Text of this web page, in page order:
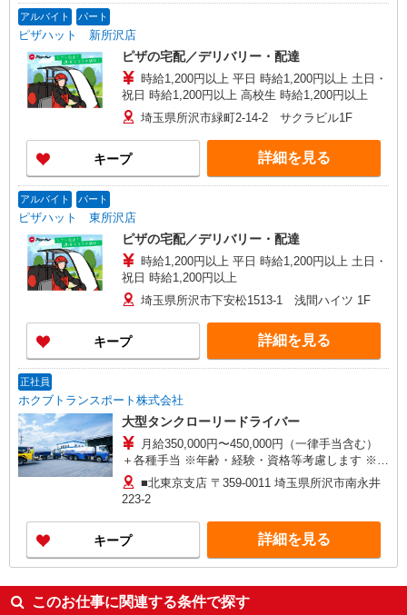
アルバイト パート
ピザハット 新所沢店
ピザの宅配／デリバリー・配達
時給1,200円以上 平日 時給1,200円以上 土日・
祝日 時給1,200円以上 高校生 時給1,200円以上
埼玉県所沢市緑町2-14-2 サクラビル1F
キープ 詳細を見る
アルバイト パート
ピザハット 東所沢店
ピザの宅配／デリバリー・配達
時給1,200円以上 平日 時給1,200円以上 土日・
祝日 時給1,200円以上
埼玉県所沢市下安松1513-1 浅間ハイツ 1F
キープ 詳細を見る
正社員
ホクブトランスポート株式会社
大型タンクローリードライバー
月給350,000円〜450,000円（一律手当含む）
＋各種手当 ※年齢・経験・資格等考慮します ※固
定残業代21時間分37,844円〜41,906円含む（超過
分は別途支給します） ※一律手当詳細 ・職能手当
12,000円） ・地域手当（10,000円） ★1年目の年
収：4,800,000〜5,200,000円（乗務する車両によ
って違いがあります） ※研修期間中も社員同様の
動） ★昇給以外に、12年連続ベースアップ中で
す！
■北東京支店 〒359-0011 埼玉県所沢市南永井
223-2
キープ 詳細を見る
このお仕事に関連する条件で探す